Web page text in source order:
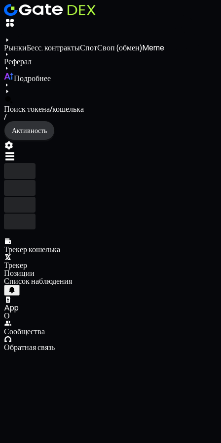
РынкиБесс. контрактыСпотСвоп (обмен)Meme
Реферал
Подробнее
Поиск токена/кошелька
/
Активность
Трекер кошелька
Трекер
Позиции
Список наблюдения
App
О
Сообщества
Обратная связь